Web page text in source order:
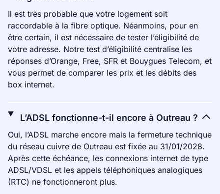
Il est très probable que votre logement soit
raccordable à la fibre optique. Néanmoins, pour en
être certain, il est nécessaire de tester l’éligibilité de
votre adresse. Notre test d’éligibilité centralise les
réponses d’Orange, Free, SFR et Bouygues Telecom, et
vous permet de comparer les prix et les débits des
box internet.
L’ADSL fonctionne-t-il encore à Outreau ?
Oui, l’ADSL marche encore mais la fermeture technique
du réseau cuivre de Outreau est fixée au 31/01/2028.
Après cette échéance, les connexions internet de type
ADSL/VDSL et les appels téléphoniques analogiques
(RTC) ne fonctionneront plus.